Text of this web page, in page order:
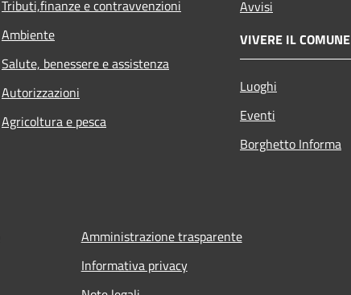
Tributi,finanze e contravvenzioni
Ambiente
Salute, benessere e assistenza
Autorizzazioni
Agricoltura e pesca
Avvisi
VIVERE IL COMUNE
Luoghi
Eventi
Borghetto Informa
Amministrazione trasparente
Informativa privacy